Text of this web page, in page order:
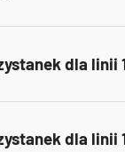
dla linii
dla linii